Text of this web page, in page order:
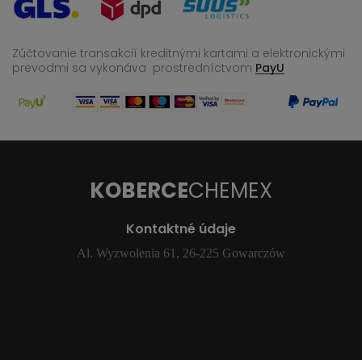
Zúčtovanie transakcií kreditnými kartami a elektronickými
prevodmi sa vykonáva prostredníctvom PayU
KOBERCECHEMEX
Kontaktné údaje
Al. Wyzwolenia 61, 26-225 Gowarczów